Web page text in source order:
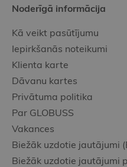
Noderīgā informācija
Kā veikt pasūtījumu
Iepirkšanās noteikumi
Klienta karte
Dāvanu kartes
Privātuma politika
Par GLOBUSS
Vakances
Biežāk uzdotie jautājumi
Biežāk uzdotie jautājumi